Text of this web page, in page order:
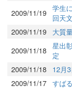
2009/11/19 学生
回天
2009/11/19
大質
2009/11/18 星出
定
2009/11/18
12月
2009/11/17 すば